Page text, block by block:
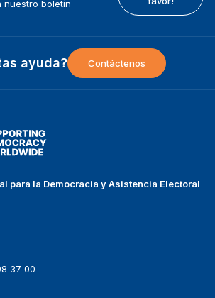
nuestro boletín
ayuda? Contáctenos
para la Democracia y Asistencia Electoral
37 00